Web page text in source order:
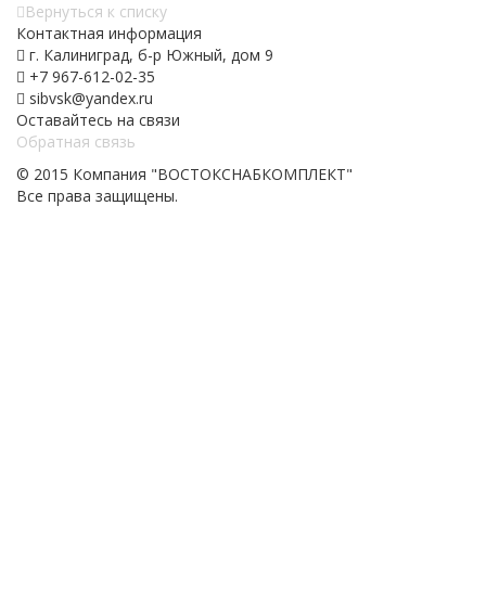
Вернуться к списку
Контактная информация
г. Калиниград, б-р Южный, дом 9
+7 967-612-02-35
sibvsk@yandex.ru
Оставайтесь на связи
Обратная связь
© 2015 Компания "ВОСТОКСНАБКОМПЛЕКТ"
Все права защищены.